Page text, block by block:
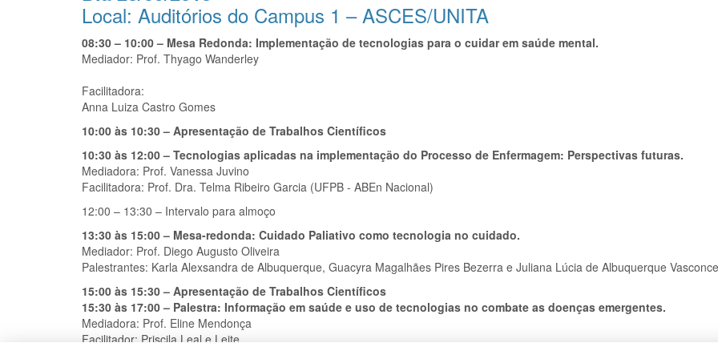
Local: Auditórios do Campus 1 – ASCES/UNITA
08:30 – 10:00 – Mesa Redonda: Implementação de tecnologias para o cuidar em saúde mental.
Mediador: Prof. Thyago Wanderley
Facilitadora:
Anna Luiza Castro Gomes
10:00 às 10:30 – Apresentação de Trabalhos Científicos
10:30 às 12:00 – Tecnologias aplicadas na implementação do Processo de Enfermagem: Perspectivas futuras.
Mediadora: Prof. Vanessa Juvino
Facilitadora: Prof. Dra. Telma Ribeiro Garcia (UFPB - ABEn Nacional)
12:00 – 13:30 – Intervalo para almoço
13:30 às 15:00 – Mesa-redonda: Cuidado Paliativo como tecnologia no cuidado.
Mediador: Prof. Diego Augusto Oliveira
Palestrantes: Karla Alexsandra de Albuquerque, Guacyra Magalhães Pires Bezerra e Juliana Lúcia de Albuquerque
15:00 às 15:30 – Apresentação de Trabalhos Científicos
15:30 às 17:00 – Palestra: Informação em saúde e uso de tecnologias no combate as doenças emergentes.
Mediadora: Prof. Eline Mendonça
Facilitador: Priscila Leal e Leite.